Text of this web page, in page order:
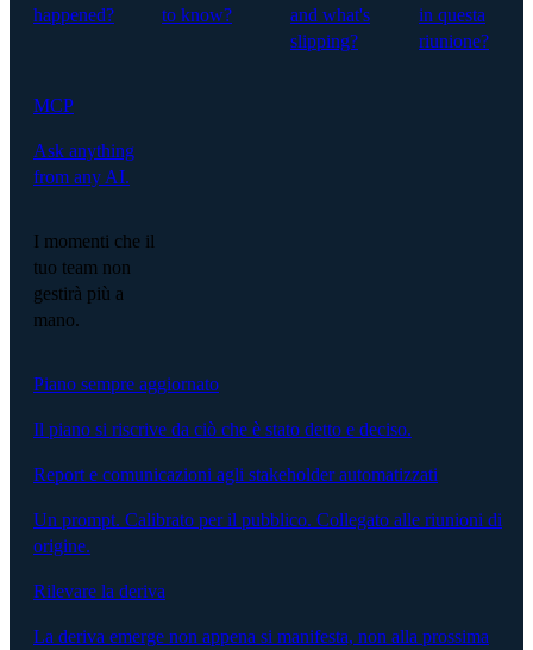
happened?
to know?
and what's
slipping?
in questa
riunione?
MCP
Ask anything
from any AI.
I momenti che il
tuo team non
gestirà più a
mano.
Piano sempre aggiornato
Il piano si riscrive da ciò che è stato detto e deciso.
Report e comunicazioni agli stakeholder automatizzati
Un prompt. Calibrato per il pubblico. Collegato alle riunioni di
origine.
Rilevare la deriva
La deriva emerge non appena si manifesta, non alla prossima